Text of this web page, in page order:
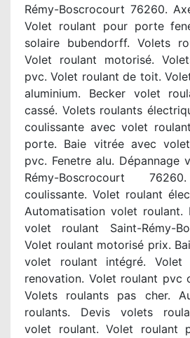
Rémy-Boscrocourt 76260.
Volet roulant pour porte
solaire bubendorff. Volets
Volet roulant motorisé.
pvc. Volet roulant de toit.
aluminium. Becker volet
cassé. Volets roulants
coulissante avec volet
porte. Baie vitrée avec
pvc. Fenetre alu. Dépannage
Rémy-Boscrocourt
coulissante. Volet roulant
Automatisation volet roulant.
volet roulant Saint-Rémy-
Volet roulant motorisé prix.
volet roulant intégré. Volet
renovation. Volet roulant pvc
Volets roulants pas cher.
roulants. Devis volets
volet roulant. Volet roulant